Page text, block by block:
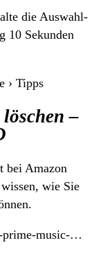
die Auswahl-
10 Sekunden
› Tipps
–
bei Amazon
wie Sie
prime-music-…